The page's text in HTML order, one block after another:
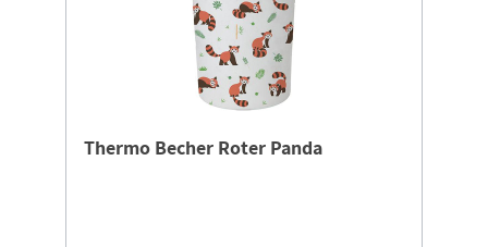
Thermo Becher Roter Panda